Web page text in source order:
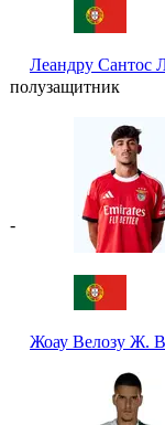
Леандру Сантос
полузащитник
-
Жоау Велозу Ж.